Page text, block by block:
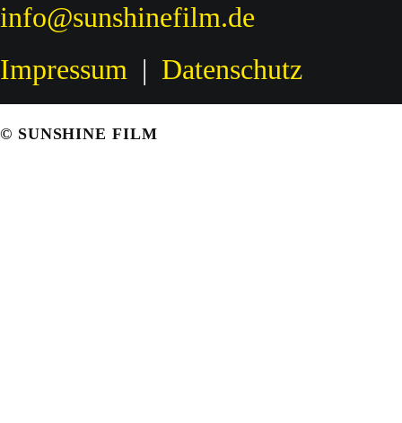
info@sunshinefilm.de
Impressum | Datenschutz
© SUNSHINE FILM